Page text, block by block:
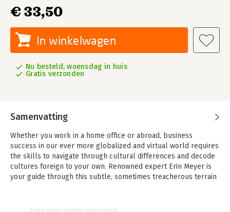
€ 33,50
In winkelwagen
Nu besteld, woensdag in huis
Gratis verzonden
Samenvatting
Whether you work in a home office or abroad, business
success in our ever more globalized and virtual world requires
the skills to navigate through cultural differences and decode
cultures foreign to your own. Renowned expert Erin Meyer is
your guide through this subtle, sometimes treacherous terrain
directe versus indirecte communicatie